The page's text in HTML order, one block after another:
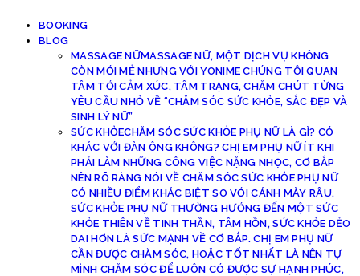
BOOKING
BLOG
MASSAGE NỮMASSAGE NỮ, MỘT DỊCH VỤ KHÔNG
CÒN MỚI MẺ NHƯNG VỚI YONIME CHÚNG TÔI QUAN
TÂM TỚI CẢM XÚC, TÂM TRẠNG, CHĂM CHÚT TỪNG
YÊU CẦU NHỎ VỀ “CHĂM SÓC SỨC KHỎE, SẮC ĐẸP VÀ
SINH LÝ NỮ”
SỨC KHỎECHĂM SÓC SỨC KHỎE PHỤ NỮ LÀ GÌ? CÓ
KHÁC VỚI ĐÀN ÔNG KHÔNG? CHỊ EM PHỤ NỮ ÍT KHI
PHẢI LÀM NHỮNG CÔNG VIỆC NẶNG NHỌC, CƠ BẮP
NÊN RÕ RÀNG NÓI VỀ CHĂM SÓC SỨC KHỎE PHỤ NỮ
CÓ NHIỀU ĐIỂM KHÁC BIỆT SO VỚI CÁNH MÀY RÂU.
SỨC KHỎE PHỤ NỮ THƯỜNG HƯỚNG ĐẾN MỘT SỨC
KHỎE THIÊN VỀ TINH THẦN, TÂM HỒN, SỨC KHỎE DẺO
DAI HƠN LÀ SỨC MẠNH VỀ CƠ BẮP. CHỊ EM PHỤ NỮ
CẦN ĐƯỢC CHĂM SÓC, HOẶC TỐT NHẤT LÀ NÊN TỰ
MÌNH CHĂM SÓC ĐỂ LUÔN CÓ ĐƯỢC SỰ HẠNH PHÚC,